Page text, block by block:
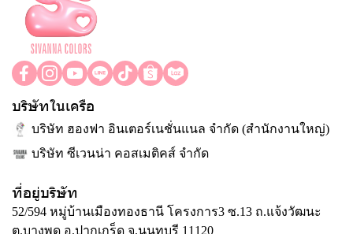
บริษัทในเครือ
บริษัท ฮองฟา อินเตอร์เนชั่นแนล จำกัด (สำนักงานใหญ่)
บริษัท ซีเวนน่า คอสเมติคส์ จำกัด
ที่อยู่บริษัท
52/594 หมู่บ้านเมืองทองธานี โครงการ3 ซ.13 ถ.แจ้งวัฒนะ
ต.บางพูด อ.ปากเกร็ด จ.นนทบุรี 11120